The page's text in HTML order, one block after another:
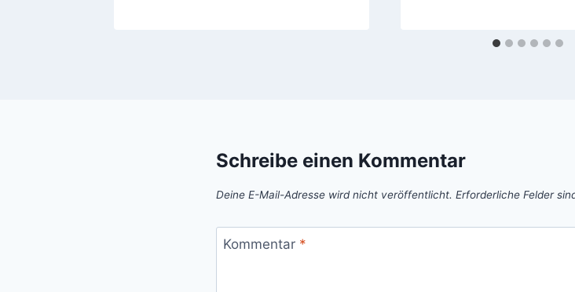
Schreibe einen Kommentar
Deine E-Mail-Adresse wird nicht veröffentlicht. Erforderliche Felder
Kommentar *